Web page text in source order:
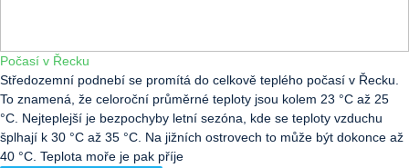
Počasí v Řecku
Středozemní podnebí se promítá do celkově teplého počasí v Řecku.
To znamená, že celoroční průměrné teploty jsou kolem 23 °C až 25
°C. Nejteplejší je bezpochyby letní sezóna, kde se teploty vzduchu
šplhají k 30 °C až 35 °C. Na jižních ostrovech to může být dokonce až
40 °C. Teplota moře je pak příje